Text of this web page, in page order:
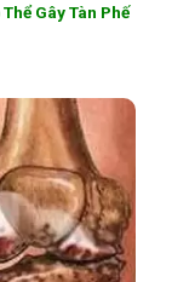
Gây Tàn Phế